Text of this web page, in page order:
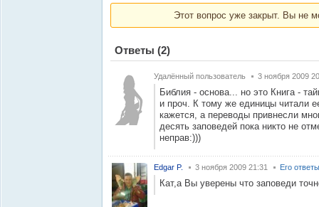
Этот вопрос уже закрыт. Вы не
Ответы (2)
Удалённый пользователь 3 ноября 2009
Библия - основа... но это Книга -
и проч. К тому же единицы читали
кажется, а переводы привнесли
десять заповедей пока никто не
неправ:)))
Edgar P. 3 ноября 2009 21:31 Его ответы
Кат,а Вы уверены что заповеди